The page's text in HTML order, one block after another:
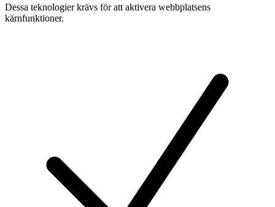
Dessa teknologier krävs för att aktivera webbplatsens
kärnfunktioner.